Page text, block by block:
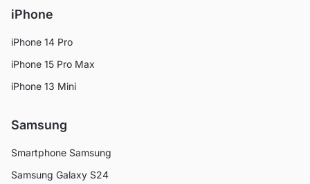
iPhone
iPhone 14 Pro
iPhone 15 Pro Max
iPhone 13 Mini
Samsung
Smartphone Samsung
Samsung Galaxy S24